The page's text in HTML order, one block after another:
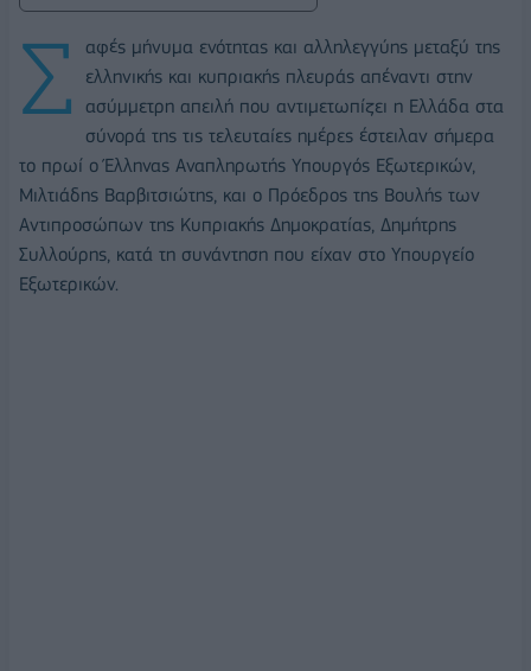
Σ
αφές μήνυμα ενότητας και αλληλεγγύης μεταξύ της
ελληνικής και κυπριακής πλευράς απέναντι στην
ασύμμετρη απειλή που αντιμετωπίζει η Ελλάδα στα
σύνορά της τις τελευταίες ημέρες έστειλαν σήμερα
το πρωί ο Έλληνας Αναπληρωτής Υπουργός Εξωτερικών,
Μιλτιάδης Βαρβιτσιώτης, και ο Πρόεδρος της Βουλής των
Αντιπροσώπων της Κυπριακής Δημοκρατίας, Δημήτρης
Συλλούρης, κατά τη συνάντηση που είχαν στο Υπουργείο
Εξωτερικών.